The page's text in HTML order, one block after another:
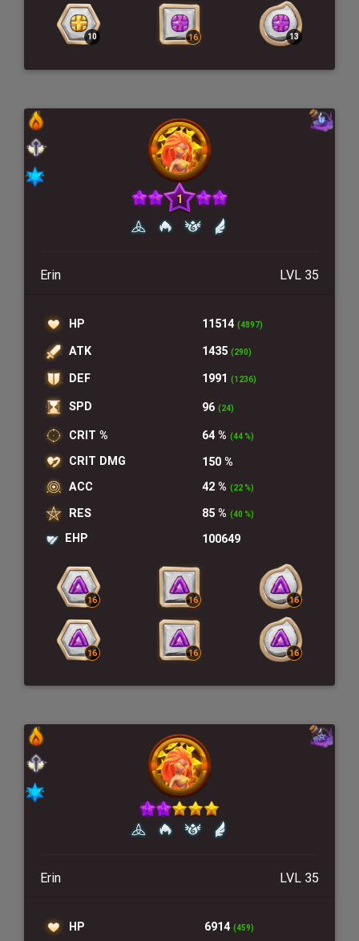
Erin LVL 35
HP 11514 (4897)
ATK 1435 (290)
DEF 1991 (1236)
SPD 96 (24)
CRIT % 64 % (44 %)
CRIT DMG
150 %
ACC
42 % (22 %)
RES 85 % (40 %)
EHP 100649
Erin LVL 35
HP 6914 (459)